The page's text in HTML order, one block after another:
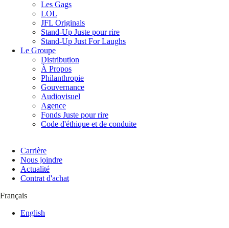
Les Gags
LOL
JFL Originals
Stand-Up Juste pour rire
Stand-Up Just For Laughs
Le Groupe
Distribution
À Propos
Philanthropie
Gouvernance
Audiovisuel
Agence
Fonds Juste pour rire
Code d'éthique et de conduite
Carrière
Nous joindre
Actualité
Contrat d'achat
Français
English